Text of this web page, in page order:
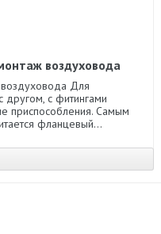
воздуховода
Для
другом, с фитингами
приспособления. Самым
фланцевый...